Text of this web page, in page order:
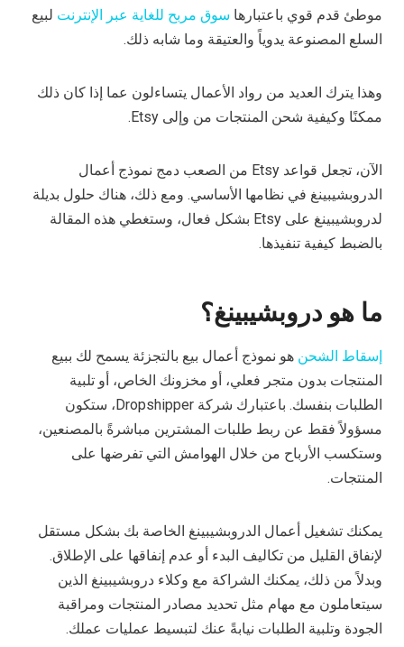
موطئ قدم قوي باعتبارها سوق مربح للغاية عبر الإنترنت لبيع
السلع المصنوعة يدوياً والعتيقة وما شابه ذلك.
وهذا يترك العديد من رواد الأعمال يتساءلون عما إذا كان ذلك
ممكنًا وكيفية شحن المنتجات من وإلى Etsy.
الآن، تجعل قواعد Etsy من الصعب دمج نموذج أعمال
الدروبشيبينغ في نظامها الأساسي. ومع ذلك، هناك حلول بديلة
لدروبشيبينغ على Etsy بشكل فعال، وستغطي هذه المقالة
بالضبط كيفية تنفيذها.
ما هو دروبشيبينغ؟
إسقاط الشحن هو نموذج أعمال بيع بالتجزئة يسمح لك ببيع
المنتجات بدون متجر فعلي، أو مخزونك الخاص، أو تلبية
الطلبات بنفسك. باعتبارك شركة Dropshipper، ستكون
مسؤولاً فقط عن ربط طلبات المشترين مباشرةً بالمصنعين،
وستكسب الأرباح من خلال الهوامش التي تفرضها على
المنتجات.
يمكنك تشغيل أعمال الدروبشيبينغ الخاصة بك بشكل مستقل
لإنفاق القليل من تكاليف البدء أو عدم إنفاقها على الإطلاق.
وبدلاً من ذلك، يمكنك الشراكة مع وكلاء دروبشيبينغ الذين
سيتعاملون مع مهام مثل تحديد مصادر المنتجات ومراقبة
الجودة وتلبية الطلبات نيابةً عنك لتبسيط عمليات عملك.